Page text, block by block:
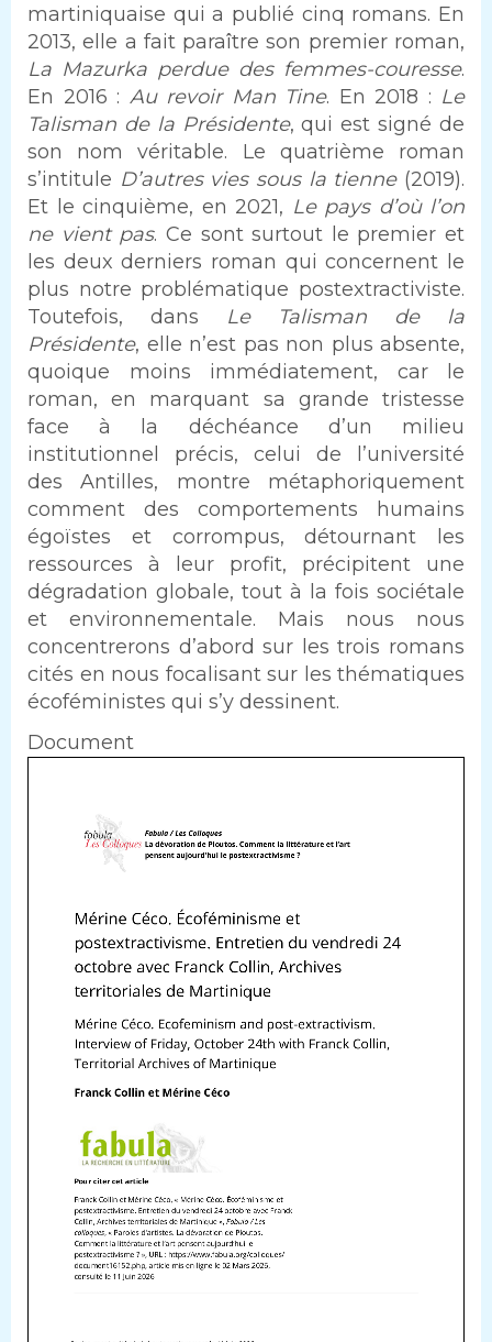
martiniquaise qui a publié cinq romans. En
2013, elle a fait paraître son premier roman,
La Mazurka perdue des femmes-couresse.
En 2016 : Au revoir Man Tine. En 2018 : Le
Talisman de la Présidente, qui est signé de
son nom véritable. Le quatrième roman
s’intitule D’autres vies sous la tienne(2019).
Et le cinquième, en 2021, Le pays d’où l’on
ne vient pas. Ce sont surtout le premier et
les deux derniers roman qui concernent le
plus notre problématique postextractiviste.
Toutefois, dans Le Talisman de la
Présidente, elle n’est pas non plus absente,
quoique moins immédiatement, car le
roman, en marquant sa grande tristesse
face à la déchéance d’un milieu
institutionnel précis, celui de l’université
des Antilles, montre métaphoriquement
comment des comportements humains
égoïstes et corrompus, détournant les
ressources à leur profit, précipitent une
dégradation globale, tout à la fois sociétale
et environnementale. Mais nous nous
concentrerons d’abord sur les trois romans
cités en nous focalisant sur les thématiques
écoféministes qui s’y dessinent.
Document